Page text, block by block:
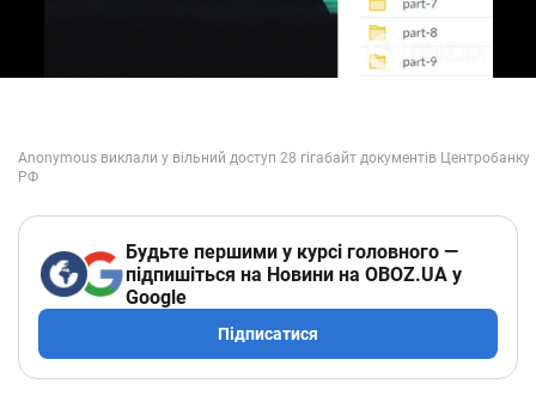
Будьте першими у курсі головного —
підпишіться на Новини на OBOZ.UA у
Google
Підписатися